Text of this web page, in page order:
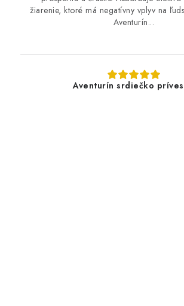
žiarenie, ktoré má negatívny vplyv na
Aventurín...
Aventurín srdiečko